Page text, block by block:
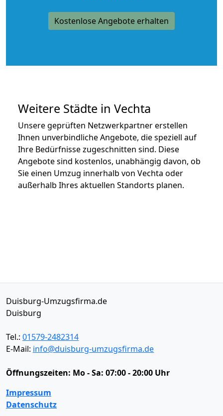
Kostenlose Angebote erhalten
Weitere Städte in Vechta
Unsere geprüften Netzwerkpartner erstellen
Ihnen unverbindliche Angebote, die speziell auf
Ihre Bedürfnisse zugeschnitten sind. Diese
Angebote sind kostenlos, unabhängig davon, ob
Sie einen Umzug innerhalb von Vechta oder
außerhalb Ihres aktuellen Standorts planen.
Duisburg-Umzugsfirma.de
Duisburg
Tel.: 01579-2482314
E-Mail: info@duisburg-umzugsfirma.de
Öffnungszeiten: Mo - Sa: 07:00 - 20:00 Uhr
Impressum
Datenschutz